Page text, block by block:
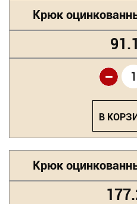
Контакты
+7
01
Крюк
-
В
Крюк